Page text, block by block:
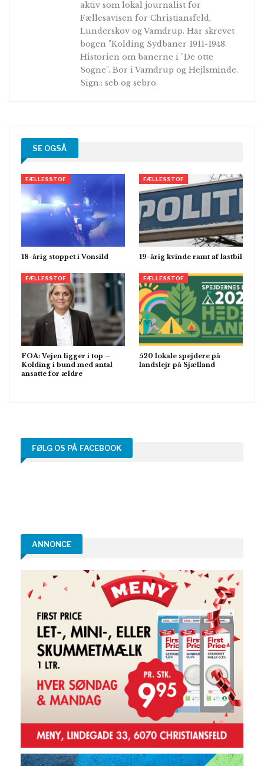
aktiv som lokal journalist for
Fællesavisen for Christiansfeld,
Lunderskov og Vamdrup. Har skrevet
bogen "Kolding Sydbaner 1911-1948.
Historien om banerne i "De otte
Sogne". Bor i Vamdrup og Hejlsminde.
Sign.: seb og sebro.
SE OGSÅ
FÆLLESSTOF
18-årig stoppet i Vonsild
FÆLLESSTOF
19-årig kvinde ramt af lastbil
FÆLLESSTOF
FOA: Vejen ligger i top –
Kolding i bund med antal
ansatte for ældre
FÆLLESSTOF
520 lokale spejdere på
landslejr på Sjælland
FØLG OS PÅ FACEBOOK
ANNONCE